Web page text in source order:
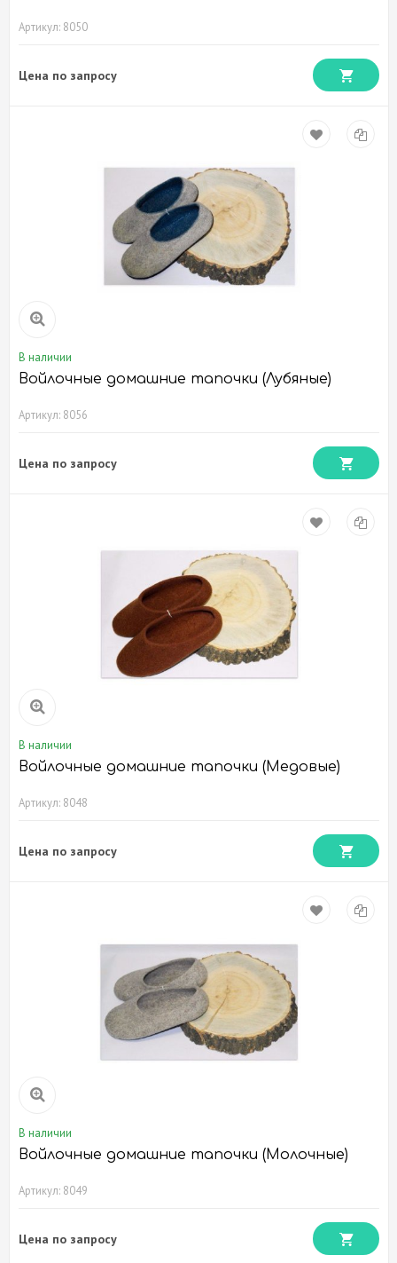
Артикул: 8050
Цена по запросу
В наличии
Войлочные домашние тапочки (Лубяные)
Артикул: 8056
Цена по запросу
В наличии
Войлочные домашние тапочки (Медовые)
Артикул: 8048
Цена по запросу
В наличии
Войлочные домашние тапочки (Молочные)
Артикул: 8049
Цена по запросу